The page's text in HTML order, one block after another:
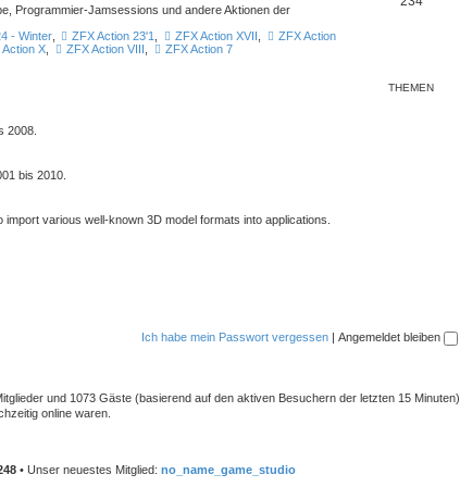
Programmier-Jamsessions und andere Aktionen der
- Winter, ZFX Action 23'1, ZFX Action XVII ,
ZFX Action
Action X, ZFX Action VIII , ZFX Action 7
THEMEN
2008.
bis 2010.
various well-known 3D model formats into applications.
Ich habe mein Passwort vergessen Angemeldet bleiben
und 1073 Gäste (basierend auf den aktiven Besuchern der letzten 15 Minuten)
online waren.
• Unser neuestes Mitglied: no_name_game_studio